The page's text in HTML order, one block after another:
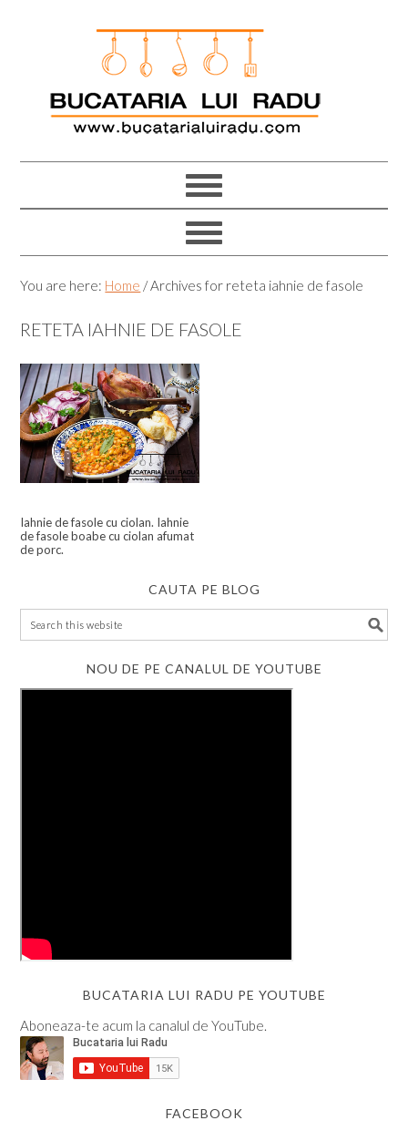
You are here: Home /Archives for reteta iahnie de fasole
RETETA IAHNIE DE FASOLE
Iahnie de fasole cu ciolan. Iahnie
de fasole boabe cu ciolan afumat
de porc.
CAUTA PE BLOG
NOU DE PE CANALUL DE YOUTUBE
BUCATARIA LUI RADU PE YOUTUBE
Aboneaza-te acum la canalul de YouTube.
FACEBOOK